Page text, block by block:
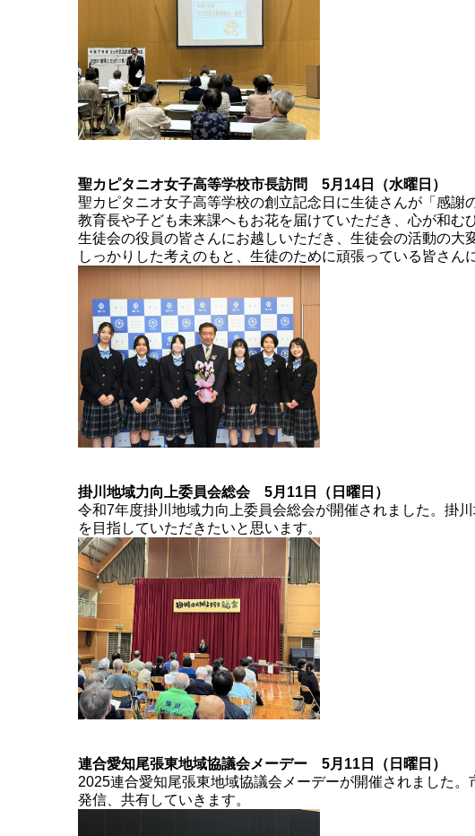
聖カピタニオ女子高等学校市長訪問 5月14日（水曜日）
聖カピタニオ女子高等学校の創立記念日に生徒さんが「感謝
教育長や子ども未来課へもお花を届けていただき、心が和む
生徒会の役員の皆さんにお越しいただき、生徒会の活動の大
しっかりした考えのもと、生徒のために頑張っている皆さん
掛川地域力向上委員会総会 5月11日（日曜日）
令和7年度掛川地域力向上委員会総会が開催されました。掛
を目指していただきたいと思います。
連合愛知尾張東地域協議会メーデー 5月11日（日曜日）
2025連合愛知尾張東地域協議会メーデーが開催されました
発信、共有していきます。